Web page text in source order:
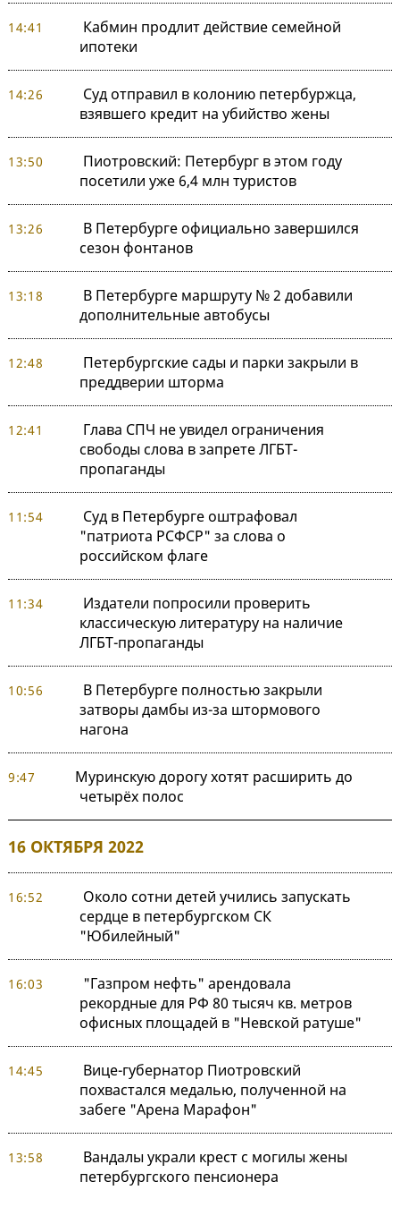
14:41
Кабмин продлит действие семейной
ипотеки
14:26
Суд отправил в колонию петербуржца,
взявшего кредит на убийство жены
13:50
Пиотровский: Петербург в этом году
посетили уже 6,4 млн туристов
13:26
В Петербурге официально завершился
сезон фонтанов
13:18
В Петербурге маршруту № 2 добавили
дополнительные автобусы
12:48
Петербургские сады и парки закрыли в
преддверии шторма
12:41
Глава СПЧ не увидел ограничения
свободы слова в запрете ЛГБТ-
пропаганды
11:54
Суд в Петербурге оштрафовал
"патриота РСФСР" за слова о
российском флаге
11:34
Издатели попросили проверить
классическую литературу на наличие
ЛГБТ-пропаганды
10:56
В Петербурге полностью закрыли
затворы дамбы из-за штормового
нагона
9:47
Муринскую дорогу хотят расширить до
четырёх полос
16 ОКТЯБРЯ 2022
16:52
Около сотни детей учились запускать
сердце в петербургском СК
"Юбилейный"
16:03
"Газпром нефть" арендовала
рекордные для РФ 80 тысяч кв. метров
офисных площадей в "Невской ратуше"
14:45
Вице-губернатор Пиотровский
похвастался медалью, полученной на
забеге "Арена Марафон"
13:58
Вандалы украли крест с могилы жены
петербургского пенсионера